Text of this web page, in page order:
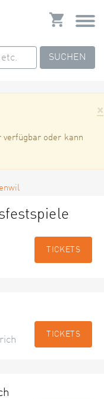
SUCHEN
×
verfügbar oder kann
TICKETS
TICKETS